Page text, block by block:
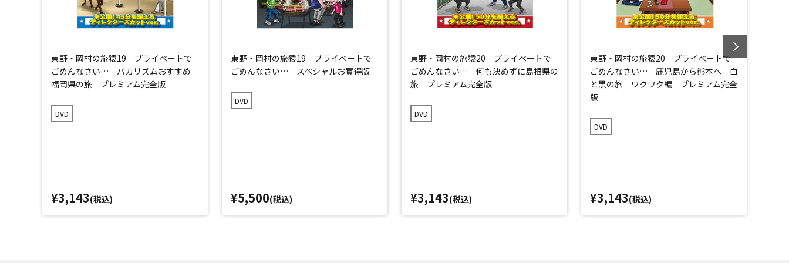
東野・岡村の旅猿19 プライベートで
ごめんなさい… バカリズムおすすめ
福岡県の旅 プレミアム完全版
DVD
¥3,143(税込)
東野・岡村の旅猿19 プライベートで
ごめんなさい… スペシャルお買得版
DVD
¥5,500(税込)
東野・岡村の旅猿20 プライベートで
ごめんなさい… 何も決めずに島根県の
旅 プレミアム完全版
DVD
¥3,143(税込)
東野・岡村の旅猿20 プライベートで
ごめんなさい… 鹿児島から熊本へ 白
と黒の旅 ワクワク編 プレミアム完全
版
DVD
¥3,143(税込)